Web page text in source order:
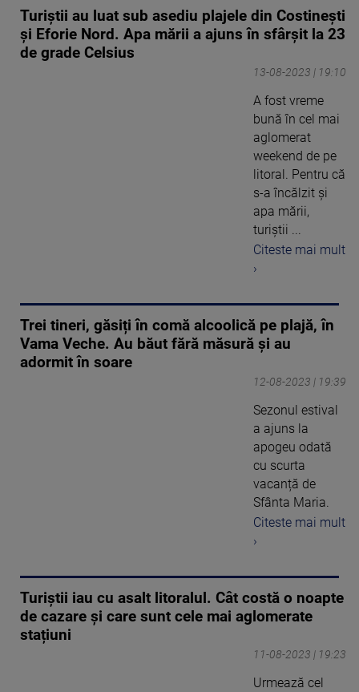
Turiștii au luat sub asediu plajele din Costinești
și Eforie Nord. Apa mării a ajuns în sfârșit la 23
de grade Celsius
13-08-2023 | 19:10
A fost vreme
bună în cel mai
aglomerat
weekend de pe
litoral. Pentru că
s-a încălzit și
apa mării,
turiștii ...
Citeste mai mult
›
Trei tineri, găsiți în comă alcoolică pe plajă, în
Vama Veche. Au băut fără măsură și au
adormit în soare
12-08-2023 | 19:39
Sezonul estival
a ajuns la
apogeu odată
cu scurta
vacanță de
Sfânta Maria.
Citeste mai mult
›
Turiștii iau cu asalt litoralul. Cât costă o noapte
de cazare și care sunt cele mai aglomerate
stațiuni
11-08-2023 | 19:23
Urmează cel